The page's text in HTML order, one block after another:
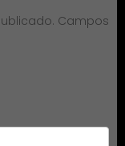
Campos